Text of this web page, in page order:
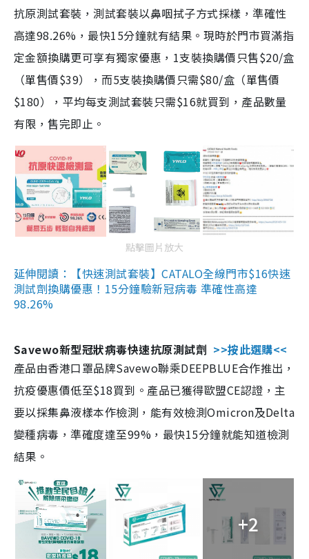
抗原測試套裝，測試套裝以鼻咽拭子方式採樣，準確性
高達98.26%，最快15分鐘就有結果。現時於門市買滿指
定金額換購更可享有獨家優惠，1支裝換購價只售$20/盒
（單售價$39），而5支裝換購價只需$80/盒（單售價
$180），平均每支測試套裝只需$16就買到，產品數量
有限，售完即止。
點擊圖片放大
延伸閱讀：【快速測試套裝】CATALO全線門市$16快速
測試劑換購優惠！15分鐘驗新冠病毒 準確性高達
98.26%
Savewo新型冠狀病毒快速抗原測試劑 >>按此選購<<
產品由香港口罩品牌Savewo聯乘DEEPBLUE合作推出，
抗疫優惠價低至$18買到。產品已獲得歐盟CE認證，主
要以採集鼻液樣本作檢測，能有效檢測Omicron及Delta
變種病毒，準確度達至99%，最快15分鐘就能知道檢測
結果。
+2